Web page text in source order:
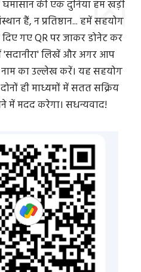
की एक दुनिया हम खड़ी
हैं, न प्रतिष्ठान... हमें सहयोग
गए QR पर जाकर डोनेट कर
'सदानीरा' लिखें और अगर आप
का उल्लेख करें। यह सहयोग
ही माध्यमों में सतत सक्रिय
में मदद करेगा। सधन्यवाद!